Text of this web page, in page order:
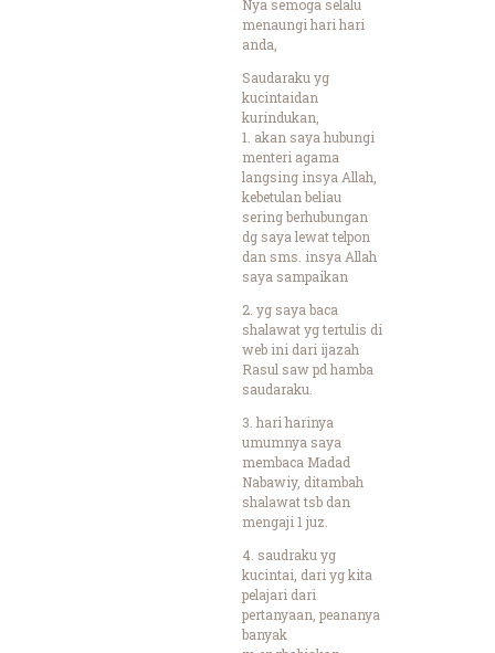
Nya semoga selalu
menaungi hari hari
anda,
Saudaraku yg
kucintaidan
kurindukan,
1. akan saya hubungi
menteri agama
langsing insya Allah,
kebetulan beliau
sering berhubungan
dg saya lewat telpon
dan sms. insya Allah
saya sampaikan
2. yg saya baca
shalawat yg tertulis di
web ini dari ijazah
Rasul saw pd hamba
saudaraku.
3. hari harinya
umumnya saya
membaca Madad
Nabawiy, ditambah
shalawat tsb dan
mengaji 1 juz.
4. saudraku yg
kucintai, dari yg kita
pelajari dari
pertanyaan, peananya
banyak